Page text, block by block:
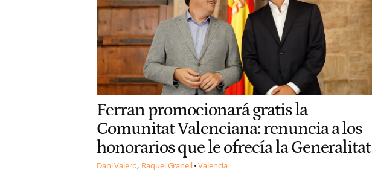
Ferran promocionará gratis la
Comunitat Valenciana: renuncia a los
honorarios que le ofrecía la Generalitat
Dani Valero Raquel Granell Valencia